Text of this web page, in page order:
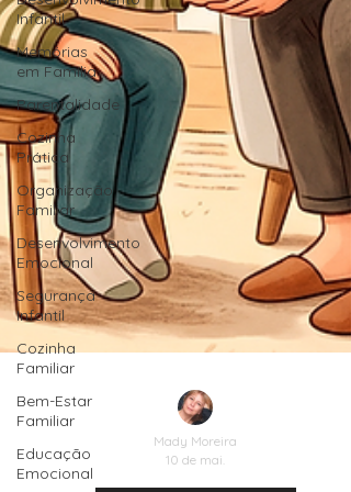
Infantil
Memórias
em Família
Parentalidade
Cozinha
Prática
Organização
Familiar
Desenvolvimento
Emocional
Segurança
Infantil
Cozinha
Familiar
Bem-Estar
Familiar
Educação
Emocional